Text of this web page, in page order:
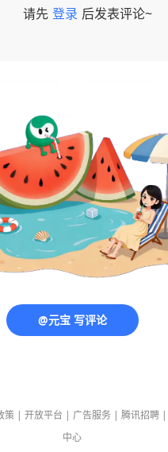
请先 登录 后发表评论~
@元宝 写评论
策 | 开放平台 | 广告服务 | 腾讯招聘 |
中心